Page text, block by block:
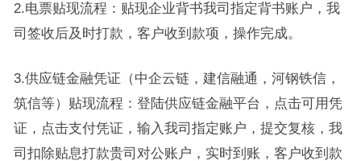
2.电票贴现流程：贴现企业背书我司指定背书账户，我
司签收后及时打款，客户收到款项，操作完成。
3.供应链金融凭证（中企云链，建信融通，河钢铁信，
筑信等）贴现流程：登陆供应链金融平台，点击可用凭
证，点击支付凭证，输入我司指定账户，提交复核，我
司扣除贴息打款贵司对公账户，实时到账，客户收到款